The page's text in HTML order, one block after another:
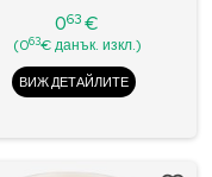
Цена
063 €
(063€ данък. изкл.)
ВИЖ ДЕТАЙЛИТЕ